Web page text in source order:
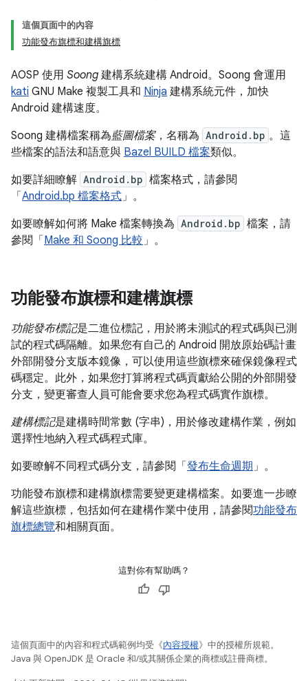
這個頁面中的內容
功能發布旗標和建構旗標
AOSP 使用 Soong 建構系統建構 Android。Soong 會運用
kati GNU Make 複製工具和 Ninja 建構系統元件，加快
Android 建構速度。
Soong 建構檔案稱為藍圖檔案，名稱為 Android.bp 。這
些檔案的語法和語意與 Bazel BUILD 檔案類似。
如要詳細瞭解 Android.bp 檔案格式，請參閱
「 Android.bp 檔案格式」。
如要瞭解如何將 Make 檔案轉換為 Android.bp 檔案，請
參閱「 Make 和 Soong 比較」。
功能發布旗標和建構旗標
功能發布標記是二進位標記，用於將未測試的程式碼與已測
試的程式碼隔離。如果您有自己的 Android 開放原始碼計畫
外部開發分支版本鏡像，可以使用這些旗標來確保鏡像程式
碼穩定。此外，如果您打算將程式碼貢獻給公開的外部開發
分支，變更審查人員可能會要求您為程式碼實作旗標。
建構標記是建構時間常數 (字串)，用於修改建構作業，例如
選擇性地納入程式碼程式庫。
如要瞭解不同程式碼分支，請參閱「 發布生命週期 」。
功能發布旗標和建構旗標需要變更建構檔案。如要進一步瞭
解這些旗標，包括如何在建構作業中使用，請參閱功能發布
旗標總覽和相關頁面。
這對你有幫助嗎？
這個頁面中的內容和程式碼範例均受《內容授權》中的授權所規範。
Java 與 OpenJDK 是 Oracle 和/或其關係企業的商標或註冊商標。